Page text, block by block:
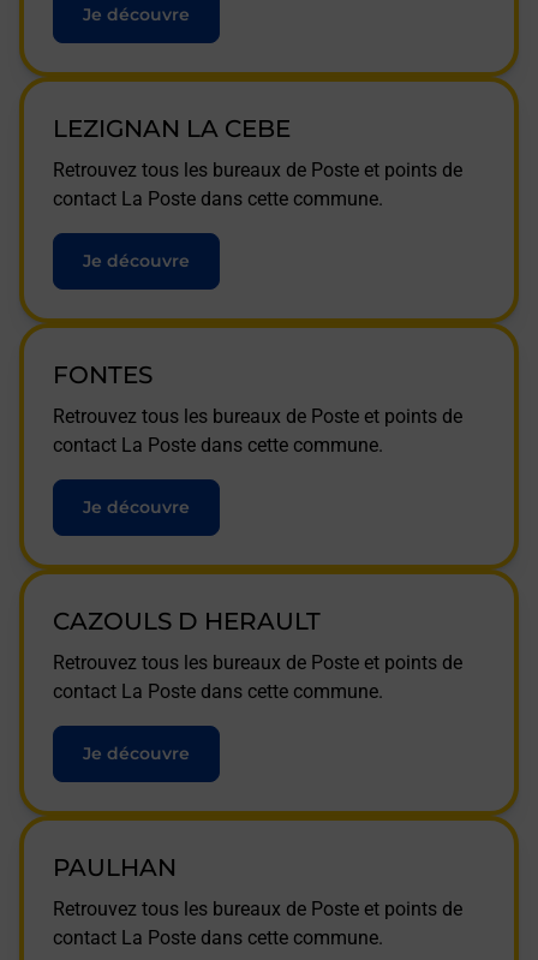
Je découvre
LEZIGNAN LA CEBE
Retrouvez tous les bureaux de Poste et points de
contact La Poste dans cette commune.
Je découvre
FONTES
Retrouvez tous les bureaux de Poste et points de
contact La Poste dans cette commune.
Je découvre
CAZOULS D HERAULT
Retrouvez tous les bureaux de Poste et points de
contact La Poste dans cette commune.
Je découvre
PAULHAN
Retrouvez tous les bureaux de Poste et points de
contact La Poste dans cette commune.